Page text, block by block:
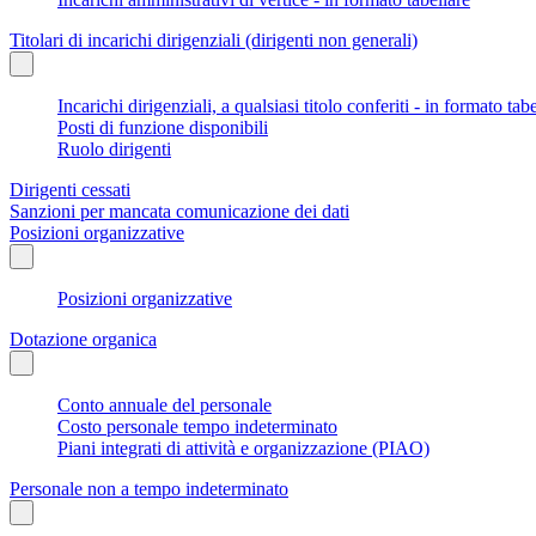
Titolari di incarichi dirigenziali (dirigenti non generali)
Incarichi dirigenziali, a qualsiasi titolo conferiti - in formato
Posti di funzione disponibili
Ruolo dirigenti
Dirigenti cessati
Sanzioni per mancata comunicazione dei dati
Posizioni organizzative
Posizioni organizzative
Dotazione organica
Conto annuale del personale
Costo personale tempo indeterminato
Piani integrati di attività e organizzazione (PIAO)
Personale non a tempo indeterminato